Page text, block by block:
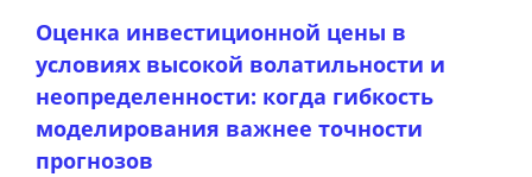
Оценка инвестиционной цены в
условиях высокой волатильности и
неопределенности: когда гибкость
моделирования важнее точности
прогнозов